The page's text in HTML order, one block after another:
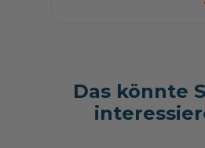
Das könnte